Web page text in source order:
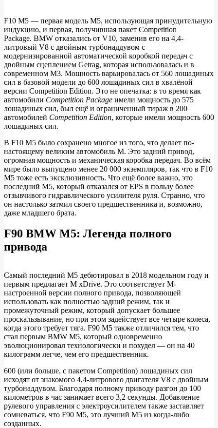
F10 M5 — первая модель M5, использующая принудительную
индукцию, и первая, получившая пакет Competition
Package. BMW отказались от V10, заменив его на 4,4-
литровый V8 с двойным турбонаддувом с
модернизированной автоматической коробкой передач с
двойным сцеплением Getrag, которая использовалась и в
современном M3. Мощность варьировалась от 560 лошадиных
сил в базовой модели до 600 лошадиных сил в хвалёной
версии Competition Edition. Это не опечатка: в то время как
автомобили Competition Package имели мощность до 575
лошадиных сил, был ещё и ограниченный тираж в 200
автомобилей Competition Edition, которые имели мощность 600
лошадиных сил.
В F10 M5 было сохранено многое из того, что делает по-
настоящему великим автомобиль М. Это задний привод,
огромная мощность и механическая коробка передач. Во всём
мире было выпущено менее 20 000 экземпляров, так что в F10
M5 тоже есть эксклюзивность. Что ещё более важно, это
последний M5, который отказался от EPS в пользу более
отзывчивого гидравлического усилителя руля. Странно, что
он настолько затмил своего предшественника и, возможно,
даже младшего брата.
F90 BMW M5: Легенда полного
привода
Самый последний M5 дебютировал в 2018 модельном году и
первым предлагает M xDrive. Это соответствует M-
настроенной версии полного привода, позволяющей
использовать как полностью задний режим, так и
промежуточный режим, который допускает большее
проскальзывание, но при этом задействует все четыре колеса,
когда этого требует тяга. F90 M5 также отличился тем, что
стал первым BMW M5, который одновременно
эволюционировал технологически и похудел — он на 40
килограмм легче, чем его предшественник.
600 (или больше, с пакетом Competition) лошадиных сил
исходят от знакомого 4,4-литрового двигателя V8 с двойным
турбонаддувом. Благодаря полному приводу разгон до 100
километров в час занимает всего 3,2 секунды. Добавление
рулевого управления с электроусилителем также заставляет
сомневаться, что F90 M5, это лучший M5 из когда-либо
созданных.